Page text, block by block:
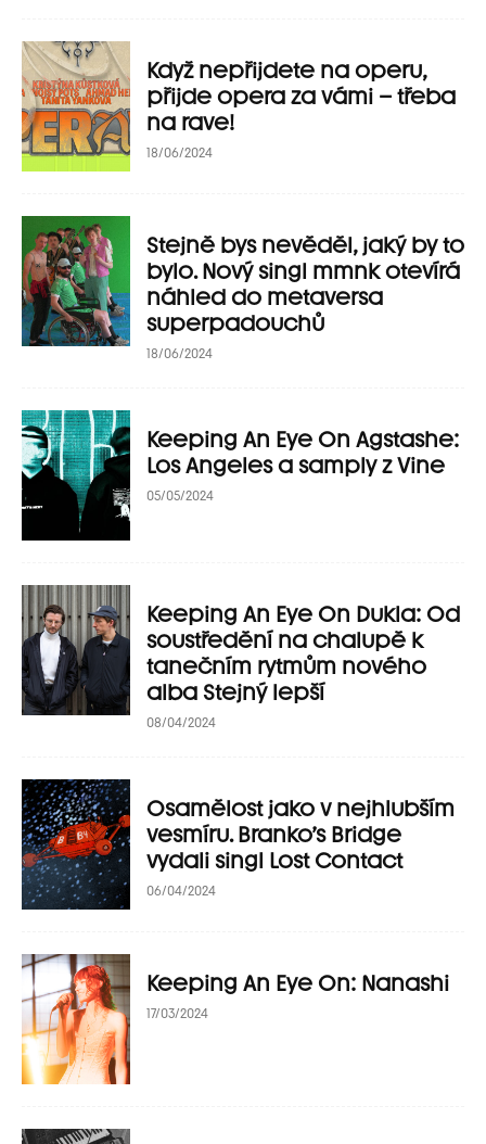
Když nepřijdete na operu,
přijde opera za vámi – třeba
na rave!
18/06/2024
Stejně bys nevěděl, jaký by to
bylo. Nový singl mmnk otevírá
náhled do metaversa
superpadouchů
18/06/2024
Keeping An Eye On Agstashe:
Los Angeles a samply z Vine
05/05/2024
Keeping An Eye On Dukla: Od
soustředění na chalupě k
tanečním rytmům nového
alba Stejný lepší
08/04/2024
Osamělost jako v nejhlubším
vesmíru. Branko’s Bridge
vydali singl Lost Contact
06/04/2024
Keeping An Eye On: Nanashi
17/03/2024